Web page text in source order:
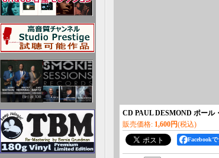
CD PAUL DESMOND ポール
販売価格: 1,600円(税込)
Facebook